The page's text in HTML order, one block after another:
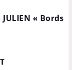
« Bords